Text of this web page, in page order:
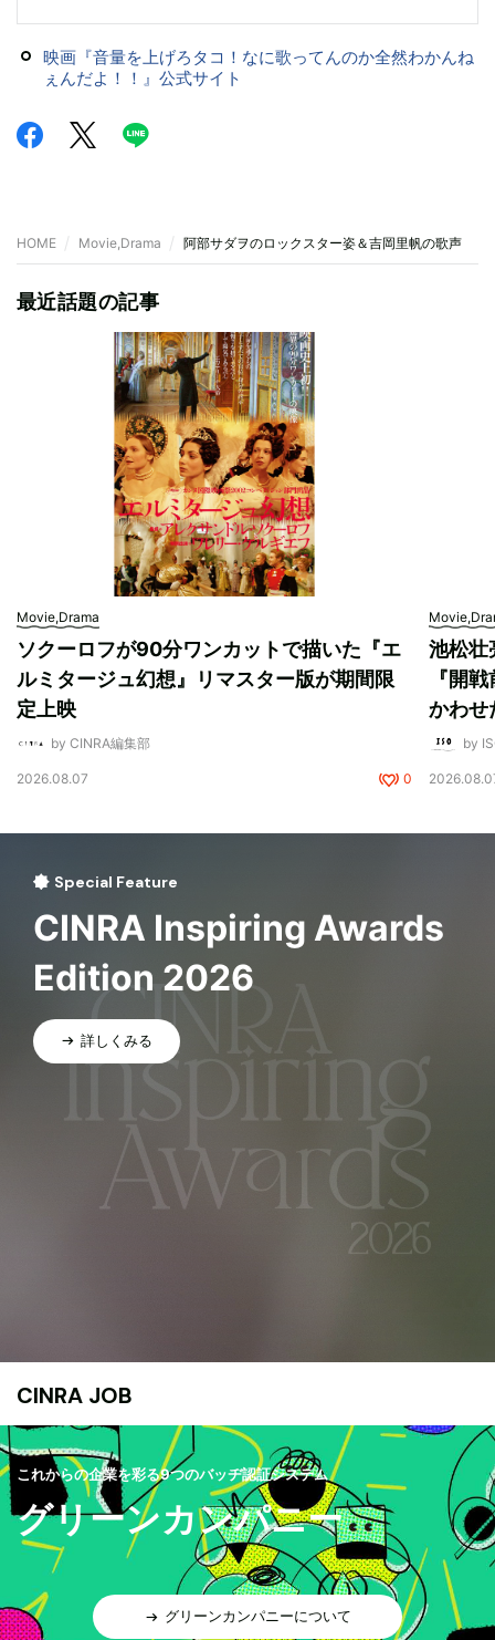
映画『音量を上げろタコ！なに歌ってんのか全然わかんね
ぇんだよ！！』公式サイト
HOME Movie,Drama 阿部サダヲのロックスター姿＆吉岡里帆の歌声 『
最近話題の記事
Movie,Drama
ソクーロフが90分ワンカットで描いた『エ
ルミタージュ幻想』リマスター版が期間限
定上映
by CINRA編集部
2026.08.07 0
池松壮
『開
かわせ
by
Special Feature
CINRA Inspiring Awards
Edition 2026
詳しくみる
CINRA JOB
これからの企業を彩る9つのバッヂ認証システム
グリーンカンパニー
グリーンカンパニーについて